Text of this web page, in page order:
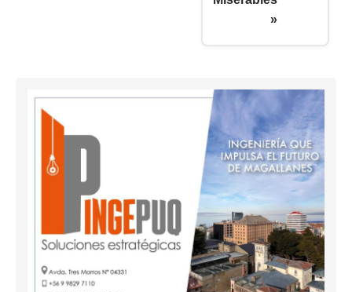
»